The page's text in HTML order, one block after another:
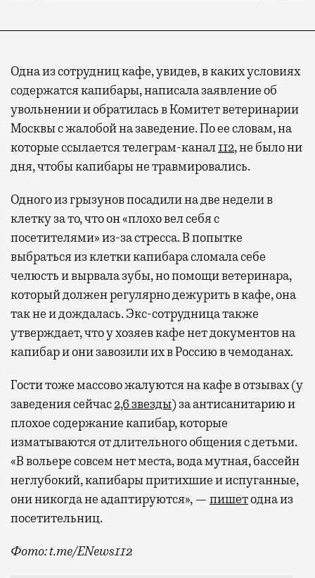
Современный путешественник часто берет
с собой не только чемодан, но и ноутбук.
А ожидание рейса все чаще превращается
не в потерянное время, а в возможность
спокойно закончить дела или спланировать
активности в путешествии, например
забронировать нужные билеты и рестораны.
Бизнес-зал становится местом, где можно
провести переговоры, поработать или просто
окна за тем, как взлетают и садятся
самолеты. В Москве нет недостатка
в лаунжах. В аэропортах их обычно
несколько — в разных зонах воздушных
гаваней. На некоторых вокзалах — тоже.
Лаунжи доступны на Ленинградском,
Попасть в бизнес-залы
не только в столице. Всего доступно более
Одна из сотрудниц кафе, увидев, в каких условиях
содержатся капибары, написала заявление об
увольнении и обратилась в Комитет ветеринарии
Москвы с жалобой на заведение. По ее словам, на
которые ссылается телеграм-канал112, не было ни
дня, чтобы капибары не травмировались.
Одного из грызунов посадили на две недели в
клетку за то, что он «плохо вел себя с
посетителями» из-за стресса. В попытке
выбраться из клетки капибара сломала себе
челюсть и вырвала зубы, но помощи ветеринара,
который должен регулярно дежурить в кафе, она
так не и дождалась. Экс-сотрудница также
утверждает, что у хозяев кафе нет документов на
капибар и они завозили их в Россию в чемоданах.
Гости тоже массово жалуются на кафе в отзывах (у
заведения сейчас2,6 звезды) за антисанитарию и
плохое содержание капибар, которые
изматываются от длительного общения с детьми.
«В вольере совсем нет места, вода мутная, бассейн
неглубокий, капибары притихшие и испуганные,
они никогда не адаптируются», — пишетодна из
посетительниц.
Фото: t.me/ENews112